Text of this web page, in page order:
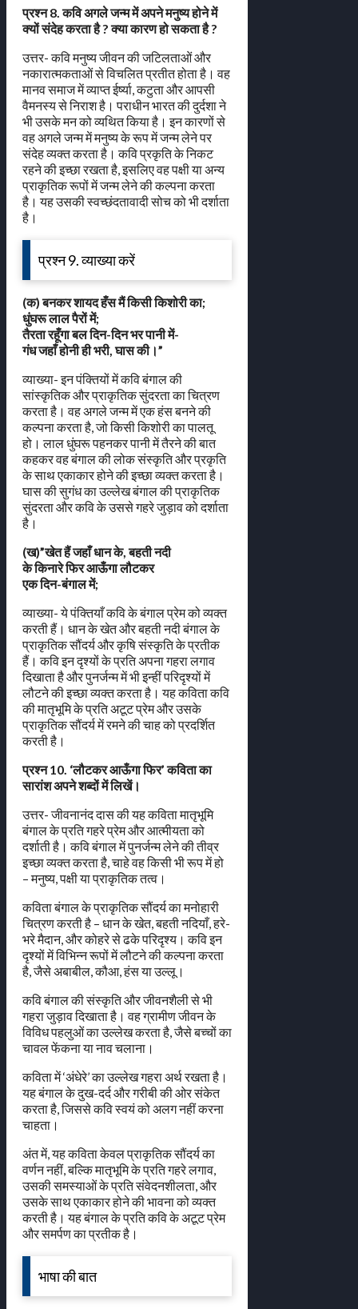
प्रश्न 8. कवि अगले जन्म में अपने मनुष्य होने में
क्यों संदेह करता है ? क्या कारण हो सकता है ?
उत्तर- कवि मनुष्य जीवन की जटिलताओं और
नकारात्मकताओं से विचलित प्रतीत होता है। वह
मानव समाज में व्याप्त ईर्ष्या, कटुता और आपसी
वैमनस्य से निराश है। पराधीन भारत की दुर्दशा ने
भी उसके मन को व्यथित किया है। इन कारणों से
वह अगले जन्म में मनुष्य के रूप में जन्म लेने पर
संदेह व्यक्त करता है। कवि प्रकृति के निकट
रहने की इच्छा रखता है, इसलिए वह पक्षी या अन्य
प्राकृतिक रूपों में जन्म लेने की कल्पना करता
है। यह उसकी स्वच्छंदतावादी सोच को भी दर्शाता
है।
प्रश्न 9. व्याख्या करें
(क) बनकर शायद हँस मैं किसी किशोरी का;
धुंघरू लाल पैरों में;
तैरता रहूँगा बल दिन-दिन भर पानी में-
गंध जहाँ होनी ही भरी, घास की।”
व्याख्या- इन पंक्तियों में कवि बंगाल की
सांस्कृतिक और प्राकृतिक सुंदरता का चित्रण
करता है। वह अगले जन्म में एक हंस बनने की
कल्पना करता है, जो किसी किशोरी का पालतू
हो। लाल धुंघरू पहनकर पानी में तैरने की बात
कहकर वह बंगाल की लोक संस्कृति और प्रकृति
के साथ एकाकार होने की इच्छा व्यक्त करता है।
घास की सुगंध का उल्लेख बंगाल की प्राकृतिक
सुंदरता और कवि के उससे गहरे जुड़ाव को दर्शाता
है।
(ख)”खेत हैं जहाँ धान के, बहती नदी
के किनारे फिर आऊँगा लौटकर
एक दिन-बंगाल में;
व्याख्या- ये पंक्तियाँ कवि के बंगाल प्रेम को व्यक्त
करती हैं। धान के खेत और बहती नदी बंगाल के
प्राकृतिक सौंदर्य और कृषि संस्कृति के प्रतीक
हैं। कवि इन दृश्यों के प्रति अपना गहरा लगाव
दिखाता है और पुनर्जन्म में भी इन्हीं परिदृश्यों में
लौटने की इच्छा व्यक्त करता है। यह कविता कवि
की मातृभूमि के प्रति अटूट प्रेम और उसके
प्राकृतिक सौंदर्य में रमने की चाह को प्रदर्शित
करती है।
प्रश्न 10. ‘लौटकर आऊँगा फिर’ कविता का
सारांश अपने शब्दों में लिखें।
उत्तर- जीवनानंद दास की यह कविता मातृभूमि
बंगाल के प्रति गहरे प्रेम और आत्मीयता को
दर्शाती है। कवि बंगाल में पुनर्जन्म लेने की तीव्र
इच्छा व्यक्त करता है, चाहे वह किसी भी रूप में हो
– मनुष्य, पक्षी या प्राकृतिक तत्व।
कविता बंगाल के प्राकृतिक सौंदर्य का मनोहारी
चित्रण करती है – धान के खेत, बहती नदियाँ, हरे-
भरे मैदान, और कोहरे से ढके परिदृश्य। कवि इन
दृश्यों में विभिन्न रूपों में लौटने की कल्पना करता
है, जैसे अबाबील, कौआ, हंस या उल्लू।
कवि बंगाल की संस्कृति और जीवनशैली से भी
गहरा जुड़ाव दिखाता है। वह ग्रामीण जीवन के
विविध पहलुओं का उल्लेख करता है, जैसे बच्चों का
चावल फेंकना या नाव चलाना।
कविता में ‘अंधेरे’ का उल्लेख गहरा अर्थ रखता है।
यह बंगाल के दुख-दर्द और गरीबी की ओर संकेत
करता है, जिससे कवि स्वयं को अलग नहीं करना
चाहता।
अंत में, यह कविता केवल प्राकृतिक सौंदर्य का
वर्णन नहीं, बल्कि मातृभूमि के प्रति गहरे लगाव,
उसकी समस्याओं के प्रति संवेदनशीलता, और
उसके साथ एकाकार होने की भावना को व्यक्त
करती है। यह बंगाल के प्रति कवि के अटूट प्रेम
और समर्पण का प्रतीक है।
भाषा की बात